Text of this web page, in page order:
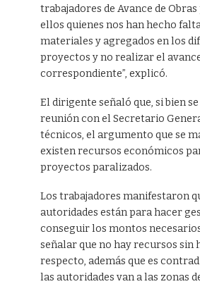
trabajadores de Avance de
ellos quienes nos han hecho
materiales y agregados en los
proyectos y no realizar el
correspondiente”, explicó.
El dirigente señaló que, si bien
reunión con el Secretario
técnicos, el argumento que se
existen recursos económicos
proyectos paralizados.
Los trabajadores manifestaron
autoridades están para hacer
conseguir los montos
señalar que no hay recursos sin
respecto, además que es
las autoridades van a las zonas